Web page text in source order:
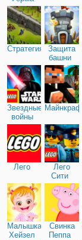
Стратегия
Защита
башни
Звездные
войны
Майнкрафт
Лего
Лего
Сити
Малышка
Хейзел
Свинка
Пеппа